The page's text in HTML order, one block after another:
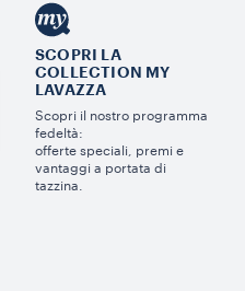
SCOPRI LA
COLLECTION MY
LAVAZZA
Scopri il nostro programma
fedeltà:
offerte speciali, premi e
vantaggi a portata di
tazzina.